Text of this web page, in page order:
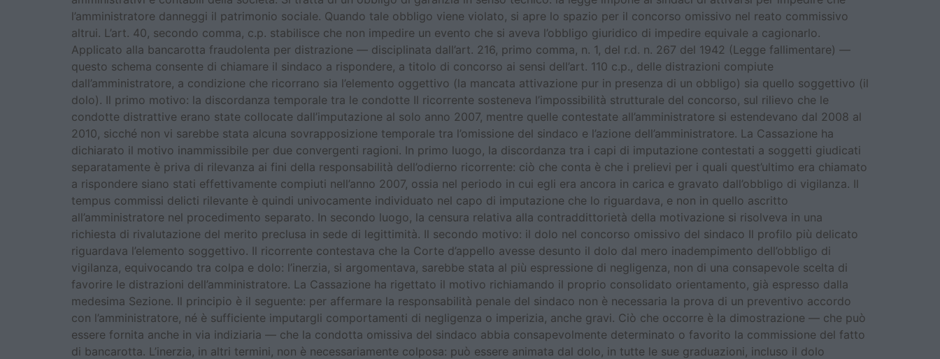
l’amministratore danneggi il patrimonio sociale. Quando tale obbligo viene violato, si apre lo spazio per il concorso omissivo nel reato commissivo
altrui. L’art. 40, secondo comma, c.p. stabilisce che non impedire un evento che si aveva l’obbligo giuridico di impedire equivale a cagionarlo.
Applicato alla bancarotta fraudolenta per distrazione — disciplinata dall’art. 216, primo comma, n. 1, del r.d. n. 267 del 1942 (Legge fallimentare) —
questo schema consente di chiamare il sindaco a rispondere, a titolo di concorso ai sensi dell’art. 110 c.p., delle distrazioni compiute
dall’amministratore, a condizione che ricorrano sia l’elemento oggettivo (la mancata attivazione pur in presenza di un obbligo) sia quello soggettivo (il
dolo). Il primo motivo: la discordanza temporale tra le condotte Il ricorrente sosteneva l’impossibilità strutturale del concorso, sul rilievo che le
condotte distrattive erano state collocate dall’imputazione al solo anno 2007, mentre quelle contestate all’amministratore si estendevano dal 2008 al
2010, sicché non vi sarebbe stata alcuna sovrapposizione temporale tra l’omissione del sindaco e l’azione dell’amministratore. La Cassazione ha
dichiarato il motivo inammissibile per due convergenti ragioni. In primo luogo, la discordanza tra i capi di imputazione contestati a soggetti giudicati
separatamente è priva di rilevanza ai fini della responsabilità dell’odierno ricorrente: ciò che conta è che i prelievi per i quali quest’ultimo era chiamato
a rispondere siano stati effettivamente compiuti nell’anno 2007, ossia nel periodo in cui egli era ancora in carica e gravato dall’obbligo di vigilanza. Il
tempus commissi delicti rilevante è quindi univocamente individuato nel capo di imputazione che lo riguardava, e non in quello ascritto
all’amministratore nel procedimento separato. In secondo luogo, la censura relativa alla contraddittorietà della motivazione si risolveva in una
richiesta di rivalutazione del merito preclusa in sede di legittimità. Il secondo motivo: il dolo nel concorso omissivo del sindaco Il profilo più delicato
riguardava l’elemento soggettivo. Il ricorrente contestava che la Corte d’appello avesse desunto il dolo dal mero inadempimento dell’obbligo di
vigilanza, equivocando tra colpa e dolo: l’inerzia, si argomentava, sarebbe stata al più espressione di negligenza, non di una consapevole scelta di
favorire le distrazioni dell’amministratore. La Cassazione ha rigettato il motivo richiamando il proprio consolidato orientamento, già espresso dalla
medesima Sezione. Il principio è il seguente: per affermare la responsabilità penale del sindaco non è necessaria la prova di un preventivo accordo
con l’amministratore, né è sufficiente imputargli comportamenti di negligenza o imperizia, anche gravi. Ciò che occorre è la dimostrazione — che può
essere fornita anche in via indiziaria — che la condotta omissiva del sindaco abbia consapevolmente determinato o favorito la commissione del fatto
di bancarotta. L’inerzia, in altri termini, non è necessariamente colposa: può essere animata dal dolo, in tutte le sue graduazioni, incluso il dolo